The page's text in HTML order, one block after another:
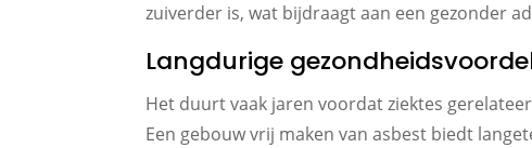
zuiverder is, wat bijdraagt aan een gezonder
Langdurige
Het duurt vaak jaren voordat ziektes
Een gebouw vrij maken van asbest biedt